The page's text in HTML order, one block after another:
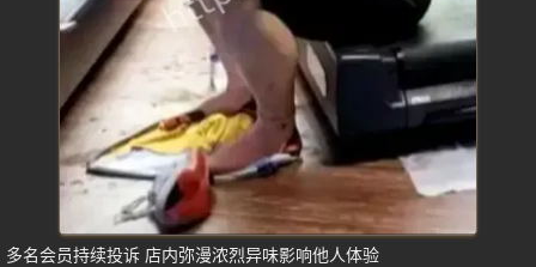
多名会员持续投诉 店内弥漫浓烈异味影响他人体验